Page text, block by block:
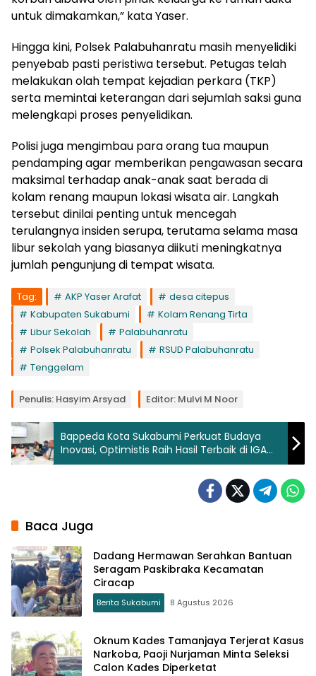
untuk dimakamkan,” kata Yaser.
Hingga kini, Polsek Palabuhanratu masih menyelidiki
penyebab pasti peristiwa tersebut. Petugas telah
melakukan olah tempat kejadian perkara (TKP)
serta memintai keterangan dari sejumlah saksi guna
melengkapi proses penyelidikan.
Polisi juga mengimbau para orang tua maupun
pendamping agar memberikan pengawasan secara
maksimal terhadap anak-anak saat berada di
kolam renang maupun lokasi wisata air. Langkah
tersebut dinilai penting untuk mencegah
terulangnya insiden serupa, terutama selama masa
libur sekolah yang biasanya diikuti meningkatnya
jumlah pengunjung di tempat wisata.
Tag: AKP Yaser Arafat
desa citepus
Kabupaten Sukabumi
Kolam Renang Tirta
Libur Sekolah
Palabuhanratu
Polsek Palabuhanratu
RSUD Palabuhanratu
Tenggelam
Penulis: Hasyim Arsyad Editor: Mulvi M Noor
Bappeda Kota Sukabumi Perkuat Budaya
Inovasi, Optimistis Raih Hasil Terbaik di IGA
2026
Baca Juga
Dadang Hermawan Serahkan Bantuan
Seragam Paskibraka Kecamatan
Ciracap
Berita Sukabumi 8 Agustus 2026
Oknum Kades Tamanjaya Terjerat Kasus
Narkoba, Paoji Nurjaman Minta Seleksi
Calon Kades Diperketat